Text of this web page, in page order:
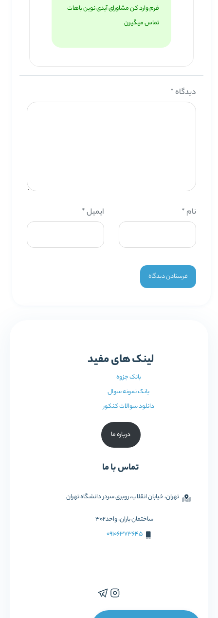
فرم وارد کن مشاورای آیدی نوین باهات
تماس میگیرن
دیدگاه *
نام * ایمیل*
لینک های مفید
بانک جزوه
بانک نمونه سوال
دانلود سوالات کنکور
درباره ما
تماس با ما
تهران، خیابان انقلاب، روبری سردر دانشگاه تهران
ساختمان باران، واحد302
09106373645